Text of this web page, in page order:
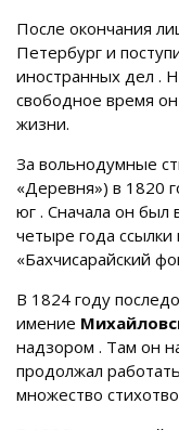
После окончания
Петербург и
иностранных дел .
свободное время он
жизни.
За вольнодумные
«Деревня») в 1820
юг . Сначала он был
четыре года ссылки
«Бахчисарайский
В 1824 году
имение
надзором . Там он
продолжал
множество